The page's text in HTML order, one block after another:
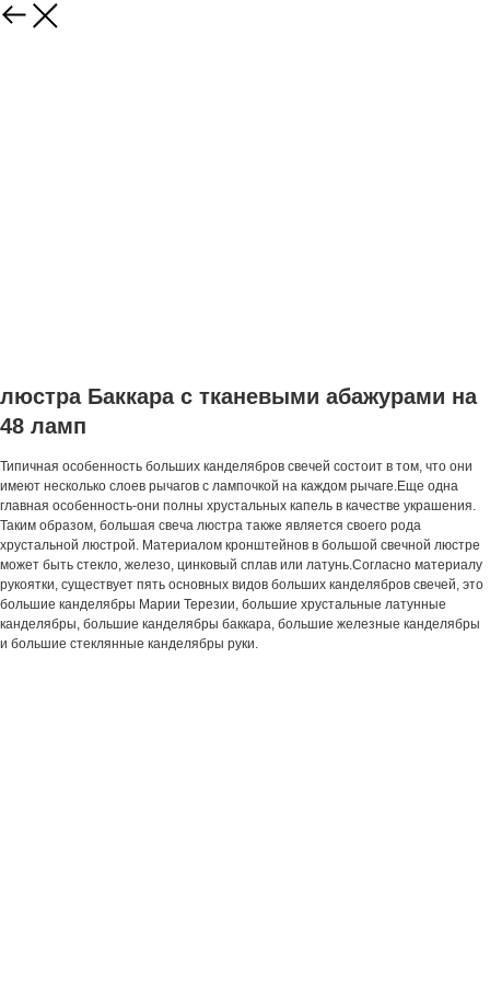
люстра Баккара с тканевыми абажурами на
48 ламп
Типичная особенность больших канделябров свечей состоит в том, что они
имеют несколько слоев рычагов с лампочкой на каждом рычаге.Еще одна
главная особенность-они полны хрустальных капель в качестве украшения.
Таким образом, большая свеча люстра также является своего рода
хрустальной люстрой. Материалом кронштейнов в большой свечной люстре
может быть стекло, железо, цинковый сплав или латунь.Согласно материалу
рукоятки, существует пять основных видов больших канделябров свечей, это
большие канделябры Марии Терезии, большие хрустальные латунные
канделябры, большие канделябры баккара, большие железные канделябры
и большие стеклянные канделябры руки.